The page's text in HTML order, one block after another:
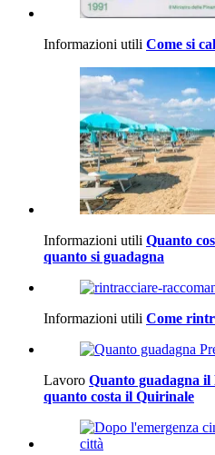
Informazioni utili Come si
Informazioni utili Quanto
quanto si guadagna
Informazioni utili Come
Lavoro Quanto guadagna il
quanto costa il Quirinale